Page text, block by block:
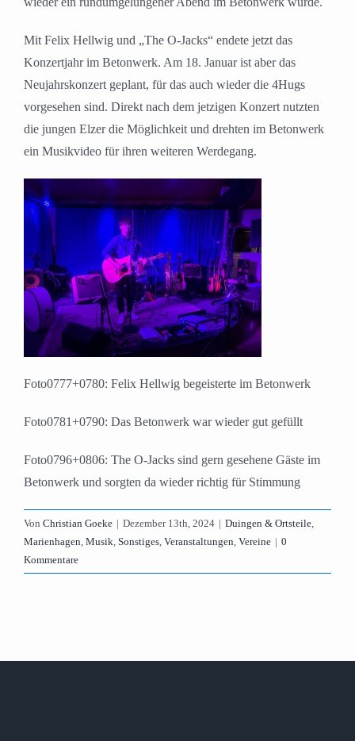
Mit Felix Hellwig und „The O-Jacks“ endete jetzt das
Konzertjahr im Betonwerk. Am 18. Januar ist aber das
Neujahrskonzert geplant, für das auch wieder die 4Hugs
vorgesehen sind. Direkt nach dem jetzigen Konzert nutzten
die jungen Elzer die Möglichkeit und drehten im Betonwerk
ein Musikvideo für ihren weiteren Werdegang.
Foto0777+0780: Felix Hellwig begeisterte im Betonwerk
Foto0781+0790: Das Betonwerk war wieder gut gefüllt
Foto0796+0806: The O-Jacks sind gern gesehene Gäste im
Betonwerk und sorgten da wieder richtig für Stimmung
Von Christian Goeke | Dezember 13th, 2024 | Duingen & Ortsteile,
Marienhagen, Musik, Sonstiges, Veranstaltungen, Vereine | 0
Kommentare